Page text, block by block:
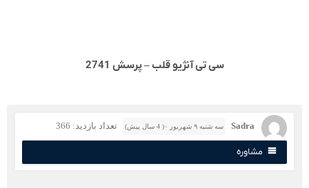
سی تی آنژیو قلب – پرسش 2741
Sadra سه شنبه ۹ شهریور ۰( 4 سال پیش) تعداد بازدید: 366
مشاوره